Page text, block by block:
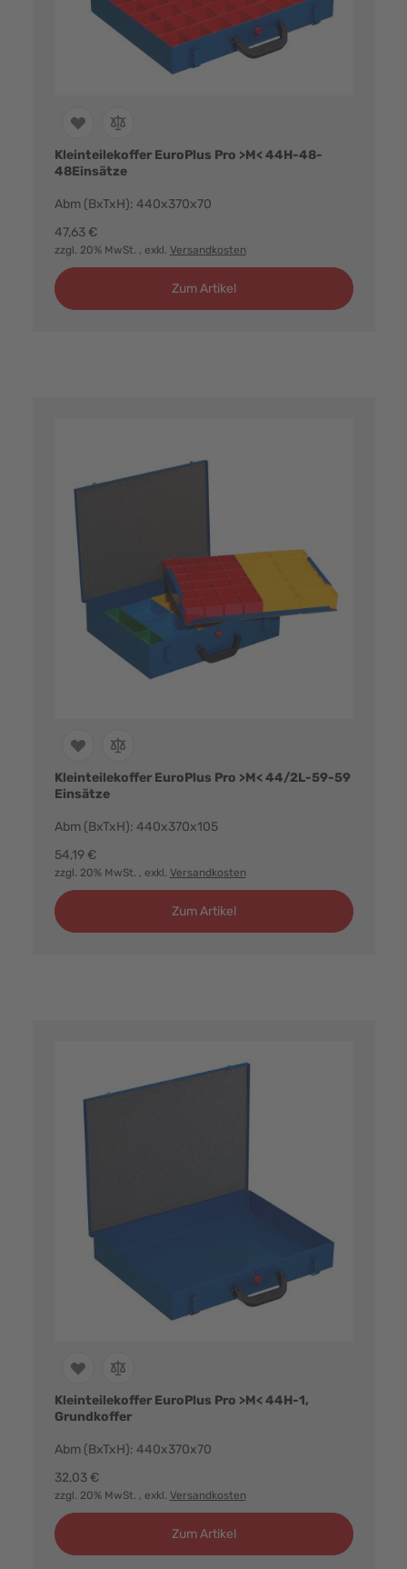
Kleinteilekoffer EuroPlus Pro >M< 44H-48-
48Einsätze
Abm (BxTxH): 440x370x70
47,63 €
zzgl. 20% MwSt. , exkl. Versandkosten
Zum Artikel
Kleinteilekoffer EuroPlus Pro >M< 44/2L-59-59
Einsätze
Abm (BxTxH): 440x370x105
54,19 €
zzgl. 20% MwSt. , exkl. Versandkosten
Zum Artikel
Kleinteilekoffer EuroPlus Pro >M< 44H-1,
Grundkoffer
Abm (BxTxH): 440x370x70
32,03 €
zzgl. 20% MwSt. , exkl. Versandkosten
Zum Artikel